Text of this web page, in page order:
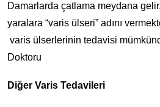
Damarlarda çatlama meydana
yaralara “varis ülseri” adını
varis ülserlerinin tedavisi
Doktoru
Diğer Varis Tedavileri